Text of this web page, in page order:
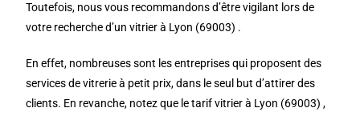
Toutefois, nous vous recommandons d’être vigilant lors de
votre recherche d’un vitrier à Lyon (69003) .
En effet, nombreuses sont les entreprises qui proposent des
services de vitrerie à petit prix, dans le seul but d’attirer des
clients. En revanche, notez que le tarif vitrier à Lyon (69003) ,